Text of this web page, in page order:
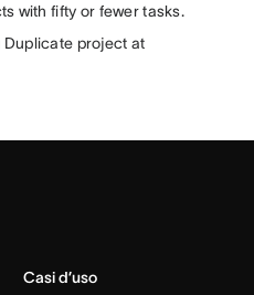
with fifty or fewer tasks.
Duplicate project at
Casi d’uso